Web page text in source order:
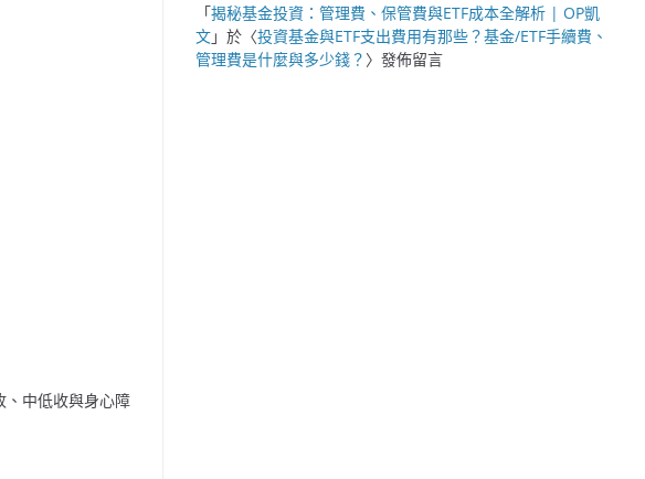
、中低收與身心障
「揭秘基金投資：管理費、保管費與ETF成本全解析 | OP凱
文」於〈投資基金與ETF支出費用有那些？基金/ETF手續費、
管理費是什麼與多少錢？ 〉發佈留言